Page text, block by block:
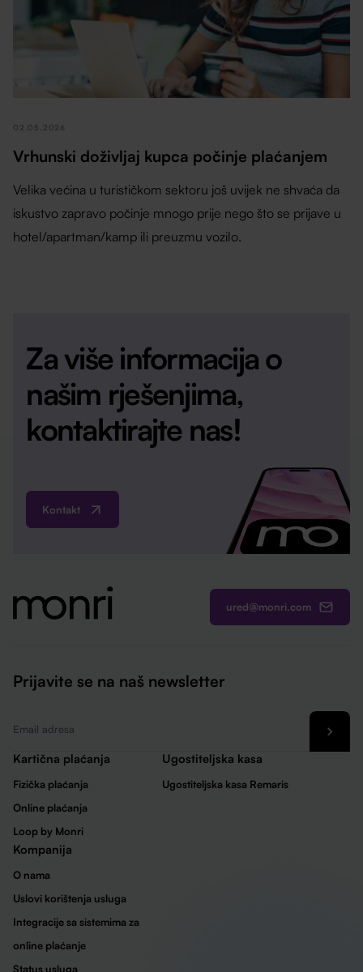
02.05.2026
Vrhunski doživljaj kupca počinje plaćanjem
Velika većina u turističkom sektoru još uvijek ne shvaća da
iskustvo zapravo počinje mnogo prije nego što se prijave u
hotel/apartman/kamp ili preuzmu vozilo.
Za više informacija o
našim rješenjima,
kontaktirajte nas!
Kontakt
ured@monri.com
Prijavite se na naš newsletter
Kartična plaćanja
Fizička plaćanja
Online plaćanja
Loop by Monri
Ugostiteljska kasa
Ugostiteljska kasa Remaris
Kompanija
O nama
Uslovi korištenja usluga
Integracije sa sistemima za
online plaćanje
Status usluga